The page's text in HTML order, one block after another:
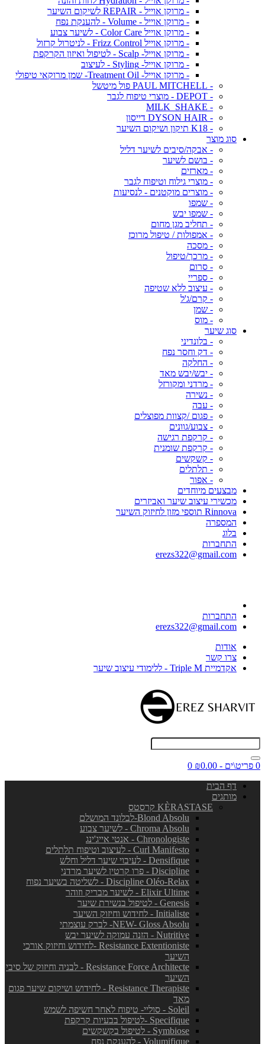
- מרוקן אוייל - REPAIR לשיקום השיער
- מרוקן אוייל - Volume - להענקת נפח
- מרוקן אוייל Color Care - לשיער צבוע
- מרוקן אוייל Frizz Control - לניטרול קרזול
- מרוקן אוייל- Scalp - לטיפול ואיזון הקרקפת
- מרוקן אוייל- Styling - לעיצוב
- מרוקן אוייל- Treatment Oil- שמן מרוקאי טיפולי
- PAUL MITCHELL פול מיטשל
- DEPOT - מוצרי טיפוח לגבר
- MILK_SHAKE
- DYSON HAIR דייסון
- K18 תיקון ושיקום השיער
סוג מוצר
- אבקה/סיבים לשיער דליל
- בושם לשיער
- מארזים
- מוצרי גילוח וטיפוח לגבר
- מוצרים מוקטנים - לנסיעות
- שמפו
- שמפו יבש
- תחליב מגן מחום
- אמפולות / טיפול מרוכז
- מסכה
- מרכך/טיפול
- סרום
- ספריי
- עיצוב ללא שטיפה
- קרם/ג'ל
- שמן
- מוס
סוג שיער
- בלונדיני
- דק וחסר נפח
- החלקה
- יבש/יבש מאד
- מרדני ומקורזל
- נשירה
- עבה
- פגום /קצוות מפוצלים
- צבוע/גוונים
- קרקפת רגישה
- קרקפת שומנית
- קשקשים
- תלתלים
- אפור
מבצעים מיוחדים
מכשירי עיצוב שיער ואביזרים
Rinnova תוספי מזון לחיזוק השיער
המספרה
בלוג
התחברות
erezs322@gmail.com
התחברות
erezs322@gmail.com
אודות
צרו קשר
אקדמיית Triple M - ללימודי עיצוב שיער
0 פריט\ים - ₪0.00
0
דף הבית
מותגים
KÈRASTASE קרסטס
Blond Absolu-לבלונד המושלם
Chroma Absolu - לשיער צבוע
Chronologiste - אנטי אייג'ינג
Curl Manifesto - לעיצוב וטיפוח תלתלים
Densifique - לעיבוי שיער דליל וחלש
Discipline - פרו קרטין לשיער מרדני
Discipline Oléo-Relax - לשליטה בשיער נפוח
Elixir Ultime - לשיער מבריק וזוהר
Genesis - לטיפול בנשירת שיער
Initialiste - לחידוש וחיזוק השיער
NEW- Gloss Absolu- לברק עוצמתי
Nutritive - הזנה עמוקה לשיער יבש
Resistance Extentioniste -לחידוש וחיזוק אורכי
השיער
Resistance Force Architecte - לבניה וחיזוק של סיבי
השיער
Resistance Therapiste - לחידוש ושיקום שיער פגום
מאד
Soleil - סוליי- טיפוח לאחר חשיפה לשמש
Specifique -לטיפול בבעיות קרקפת
Symbiose - לטיפול בקשקשים
Volumifique - להענקת נפח